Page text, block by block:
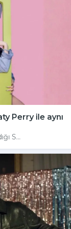
Perry ile aynı
S...